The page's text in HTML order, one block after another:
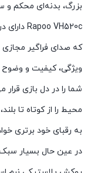
بزرگ، بدنه‌ای محکم
شما را در دل بازی
محیط را از کوتاه تا
به رقبای خود برتری
در عین حال بسیار